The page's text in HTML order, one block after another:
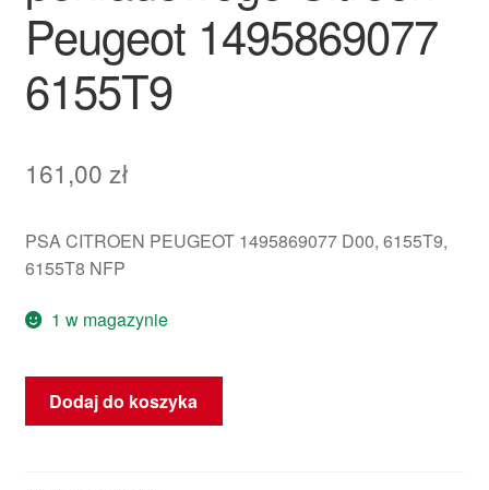
Peugeot 1495869077
6155T9
161,00 zł
PSA CITROEN PEUGEOT 1495869077 D00, 6155T9,
6155T8 NFP
1 w magazynie
ilość
Wyświetlacz
Dodaj do koszyka